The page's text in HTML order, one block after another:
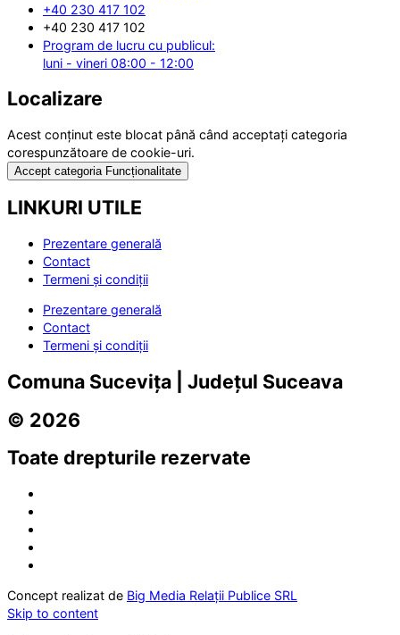
+40 230 417 102
+40 230 417 102
Program de lucru cu publicul:
luni - vineri 08:00 - 12:00
Localizare
Acest conținut este blocat până când acceptați categoria
corespunzătoare de cookie-uri.
Accept categoria Funcționalitate
LINKURI UTILE
Prezentare generală
Contact
Termeni și condiții
Prezentare generală
Contact
Termeni și condiții
Comuna Sucevița | Județul Suceava
© 2026
Toate drepturile rezervate
Concept realizat de Big Media Relații Publice SRL
Skip to content